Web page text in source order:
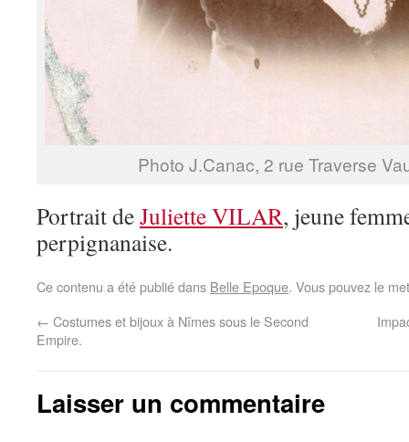
Photo J.Canac, 2 rue Traverse
Portrait deJuliette VILAR, jeune
perpignanaise.
Ce contenu a été publié dans Belle Epoque. Vous pouvez le
← Costumes et bijoux à Nîmes sous le Second
Empire.
Laisser un commentaire